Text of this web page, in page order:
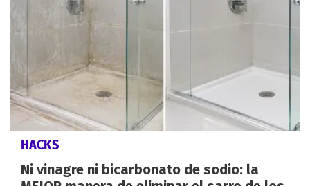
HACKS
Ni vinagre ni bicarbonato de sodio: la